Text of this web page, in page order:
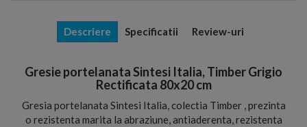
Descriere Specificatii Review-uri
Gresie portelanata Sintesi Italia, Timber Grigio
Rectificata 80x20 cm
Gresia portelanata Sintesi Italia, colectia Timber , prezinta
o rezistenta marita la abraziune, antiaderenta, rezistenta